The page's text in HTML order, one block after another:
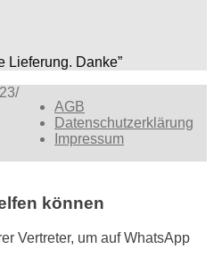
Lieferung. Danke”
/
AGB
Datenschutzerklärung
Impressum
können
Vertreter, um auf WhatsApp